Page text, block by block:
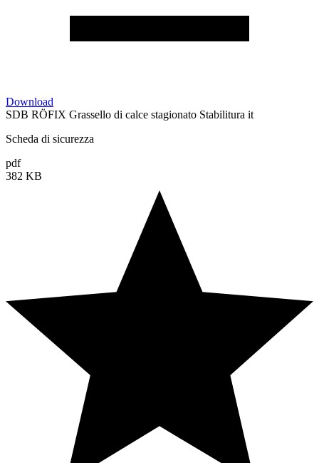
Download
SDB RÖFIX Grassello di calce stagionato Stabilitura it
Scheda di sicurezza
pdf
382 KB